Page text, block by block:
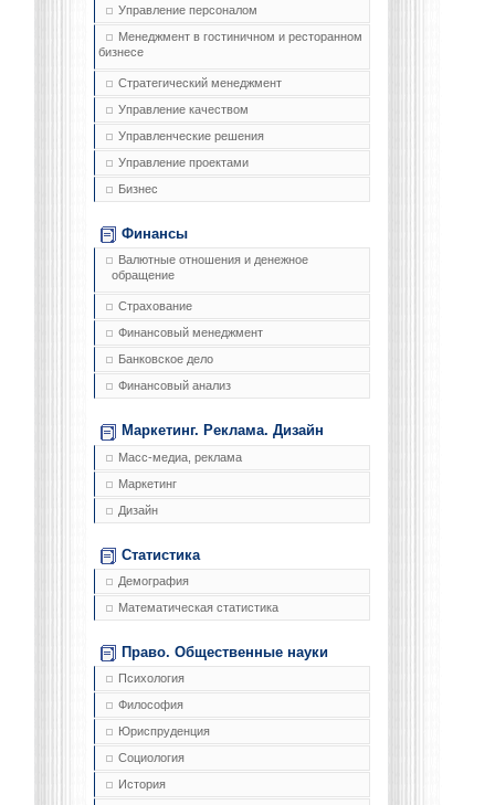
Управление персоналом
Менеджмент в гостиничном и ресторанном
бизнесе
Стратегический менеджмент
Управление качеством
Управленческие решения
Управление проектами
Бизнес
Финансы
Валютные отношения и денежное
обращение
Страхование
Финансовый менеджмент
Банковское дело
Финансовый анализ
Маркетинг. Реклама. Дизайн
Масс-медиа, реклама
Маркетинг
Дизайн
Статистика
Демография
Математическая статистика
Право. Общественные науки
Психология
Философия
Юриспруденция
Социология
История